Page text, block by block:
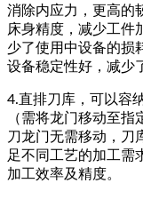
消除内应力，更高的
床身精度，减少工件
少了使用中设备的损
设备稳定性好，减少
4.直排刀库，可以容
（需将龙门移动至
刀龙门无需移动，刀
足不同工艺的加工需
加工效率及精度。